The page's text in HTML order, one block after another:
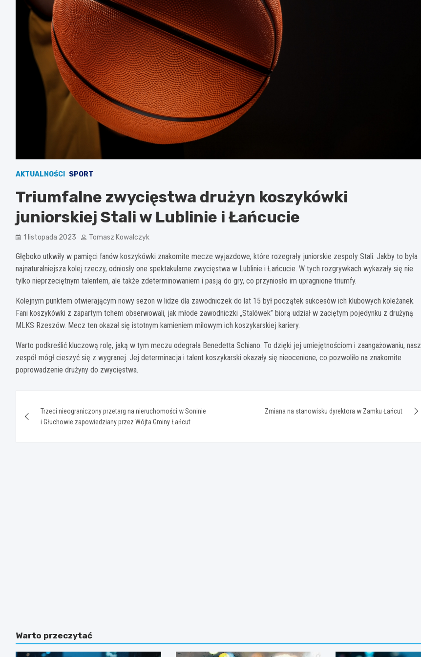
AKTUALNOŚCI SPORT
Triumfalne zwycięstwa drużyn koszykówki
juniorskiej Stali w Lublinie i Łańcucie
1 listopada 2023 Tomasz Kowalczyk
Głęboko utkwiły w pamięci fanów koszykówki znakomite mecze wyjazdowe, które rozegrały juniorskie zespoły Stali. Jakby to była
najnaturalniejsza kolej rzeczy, odniosły one spektakularne zwycięstwa w Lublinie i Łańcucie. W tych rozgrywkach wykazały się nie
tylko nieprzeciętnym talentem, ale także zdeterminowaniem i pasją do gry, co przyniosło im upragnione triumfy.
Kolejnym punktem otwierającym nowy sezon w lidze dla zawodniczek do lat 15 był początek sukcesów ich klubowych koleżanek.
Fani koszykówki z zapartym tchem obserwowali, jak młode zawodniczki „Stalówek” biorą udział w zaciętym pojedynku z drużyną
MLKS Rzeszów. Mecz ten okazał się istotnym kamieniem milowym ich koszykarskiej kariery.
Warto podkreślić kluczową rolę, jaką w tym meczu odegrała Benedetta Schiano. To dzięki jej umiejętnościom i zaangażowaniu, nasz
zespół mógł cieszyć się z wygranej. Jej determinacja i talent koszykarski okazały się nieocenione, co pozwoliło na znakomite
poprowadzenie drużyny do zwycięstwa.
wpisu
Trzeci nieograniczony przetarg na nieruchomości w Soninie
i Głuchowie zapowiedziany przez Wójta Gminy Łańcut
Zmiana na stanowisku dyrektora w Zamku Łańcut
Warto przeczytać